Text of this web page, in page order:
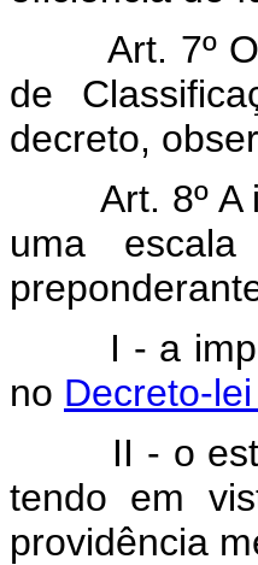
Art. 7º
de
decreto,
Art. 8º
uma
I - a
no Decreto-
II - o
tendo em
providência